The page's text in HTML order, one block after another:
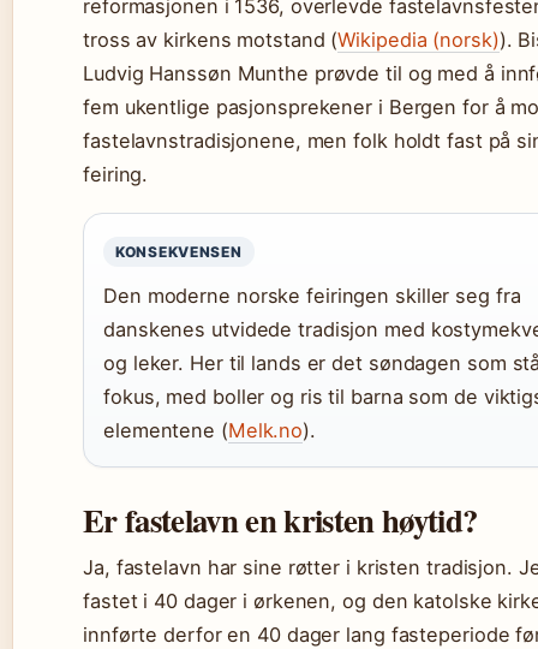
reformasjonen i 1536, overlevde
tross av kirkens motstand (Wikipedia (norsk)).
Ludvig Hanssøn Munthe prøvde til og med å
fem ukentlige pasjonsprekener i Bergen for å
fastelavnstradisjonene, men folk holdt fast på
feiring.
KONSEKVENSEN
Den moderne norske feiringen skiller seg fra
danskenes utvidede tradisjon med
og leker. Her til lands er det søndagen som
fokus, med boller og ris til barna som de
elementene (Melk.no).
Er fastelavn en kristen høytid?
Ja, fastelavn har sine røtter i kristen tradisjon.
fastet i 40 dager i ørkenen, og den katolske
innførte derfor en 40 dager lang fasteperiode